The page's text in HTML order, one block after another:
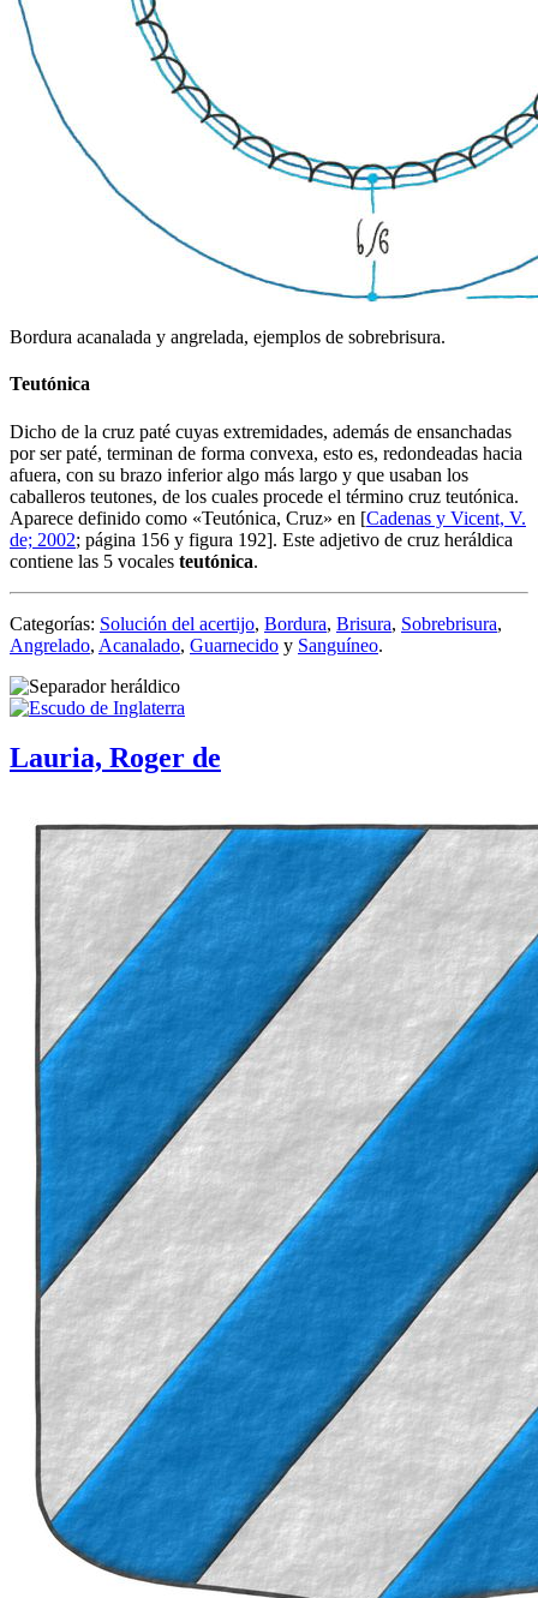
Bordura acanalada y angrelada, ejemplos de sobrebrisura.
Teutónica
Dicho de la cruz paté cuyas extremidades, además de ensanchadas
por ser paté, terminan de forma convexa, esto es, redondeadas hacia
afuera, con su brazo inferior algo más largo y que usaban los
caballeros teutones, de los cuales procede el término cruz teutónica.
Aparece definido como «Teutónica, Cruz» en [Cadenas y Vicent, V.
de; 2002; página 156 y figura 192]. Este adjetivo de cruz heráldica
contiene las 5 vocales teutónica.
Categorías: Solución del acertijo, Bordura, Brisura, Sobrebrisura,
Angrelado, Acanalado, Guarnecido y Sanguíneo.
Lauria, Roger de